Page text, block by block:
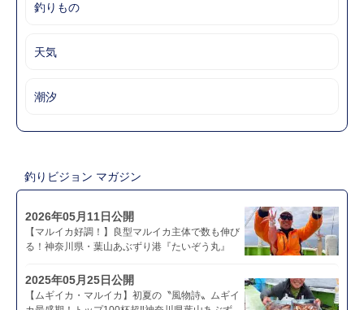
釣りもの
天気
潮汐
釣りビジョン マガジン
2026年05月11日公開
【マルイカ好調！】良型マルイカ主体で数も伸び
る！神奈川県・葉山あぶずり港『たいぞう丸』
2025年05月25日公開
【ムギイカ・マルイカ】初夏の〝風物詩〟ムギイ